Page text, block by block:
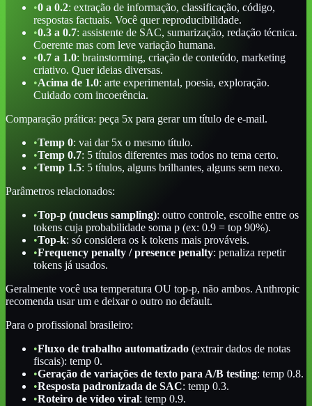
•0 a 0.2: extração de informação, classificação, código,
respostas factuais. Você quer reproducibilidade.
•0.3 a 0.7: assistente de SAC, sumarização, redação técnica.
Coerente mas com leve variação humana.
•0.7 a 1.0: brainstorming, criação de conteúdo, marketing
criativo. Quer ideias diversas.
•Acima de 1.0: arte experimental, poesia, exploração.
Cuidado com incoerência.
Comparação prática: peça 5x para gerar um título de e-mail.
•Temp 0: vai dar 5x o mesmo título.
•Temp 0.7: 5 títulos diferentes mas todos no tema certo.
•Temp 1.5: 5 títulos, alguns brilhantes, alguns sem nexo.
Parâmetros relacionados:
•Top-p (nucleus sampling): outro controle, escolhe entre os
tokens cuja probabilidade soma p (ex: 0.9 = top 90%).
•Top-k: só considera os k tokens mais prováveis.
•Frequency penalty / presence penalty: penaliza repetir
tokens já usados.
Geralmente você usa temperatura OU top-p, não ambos. Anthropic
recomenda usar um e deixar o outro no default.
Para o profissional brasileiro:
•Fluxo de trabalho automatizado (extrair dados de notas
fiscais): temp 0.
•Geração de variações de texto para A/B testing: temp 0.8.
•Resposta padronizada de SAC: temp 0.3.
•Roteiro de vídeo viral: temp 0.9.